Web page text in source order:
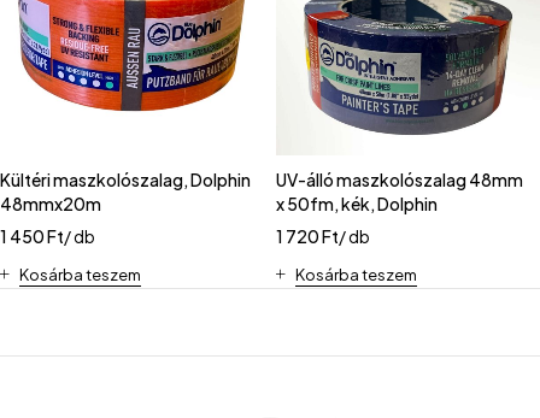
Kültéri maszkolószalag, Dolphin
48mmx20m
1 450Ft/ db
Kosárba teszem
UV-álló maszkolószalag 48mm
x 50fm, kék, Dolphin
1 720Ft/ db
Kosárba teszem